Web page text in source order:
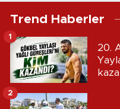
Trend Haberler
20.
1
2